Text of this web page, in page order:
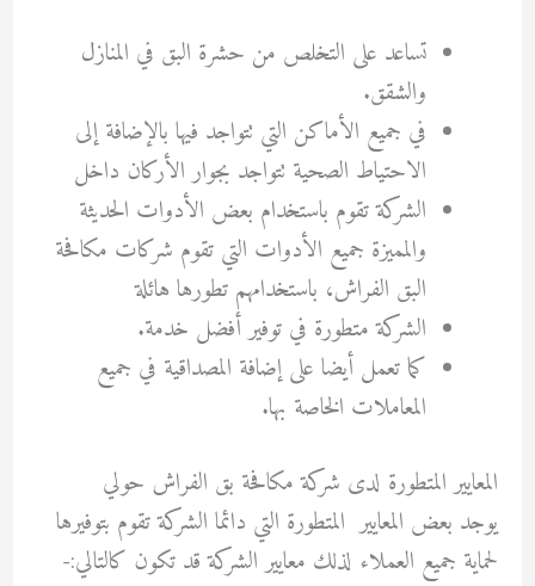
تساعد على التخلص من حشرة البق في المنازل
والشقق.
في جميع الأماكن التي تتواجد فيها بالإضافة إلى
الاحتياط الصحية تتواجد بجوار الأركان داخل
الشركة تقوم باستخدام بعض الأدوات الحديثة
والمميزة جميع الأدوات التي تقوم شركات مكافحة
البق الفراش، باستخدامهم تطورها هائلة
الشركة متطورة في توفير أفضل خدمة.
كما تعمل أيضا على إضافة المصداقية في جميع
المعاملات الخاصة بها.
المعايير المتطورة لدى شركة مكافحة بق الفراش حولي
يوجد بعض المعايير المتطورة التي دائما الشركة تقوم بتوفيرها
لحماية جميع العملاء لذلك معايير الشركة قد تكون كالتالي:-